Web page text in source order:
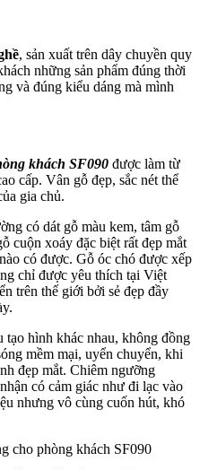
, sản xuất trên dây chuyền quy
những sản phẩm đúng thời
và đúng kiểu dáng mà mình
khách SF090 được làm từ
cấp. Vân gỗ đẹp, sắc nét thể
gia chủ.
có dát gỗ màu kem, tâm gỗ
cuộn xoáy đặc biệt rất đẹp mắt
có được. Gỗ óc chó được xếp
chỉ được yêu thích tại Việt
trên thế giới bởi sẻ đẹp đầy
tạo hình khác nhau, không đồng
mềm mại, uyển chuyển, khi
đẹp mắt. Chiêm ngưỡng
có cảm giác như đi lạc vào
nhưng vô cùng cuốn hút, khó